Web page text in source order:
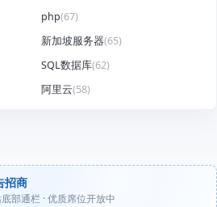
php(67)
新加坡服务器(65)
SQL数据库(62)
阿里云(58)
招商
部通栏 · 优质席位开放中